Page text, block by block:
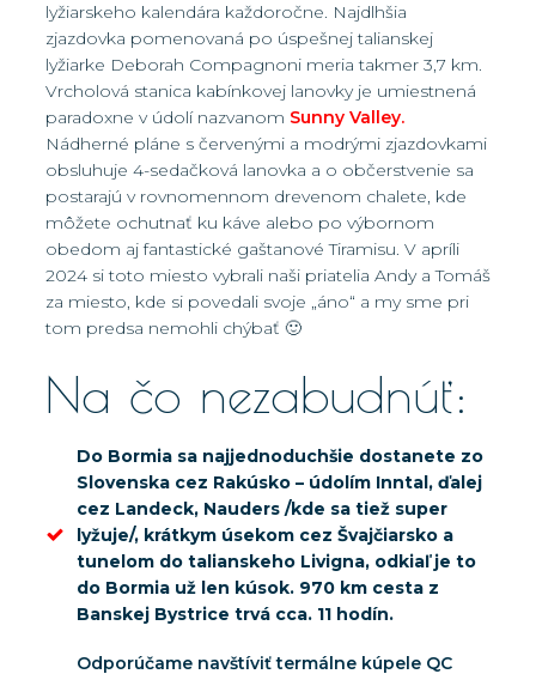
lyžiarskeho kalendára každoročne. Najdlhšia
zjazdovka pomenovaná po úspešnej talianskej
lyžiarke Deborah Compagnoni meria takmer 3,7 km.
Vrcholová stanica kabínkovej lanovky je umiestnená
paradoxne v údolí nazvanom Sunny Valley.
Nádherné pláne s červenými a modrými zjazdovkami
obsluhuje 4-sedačková lanovka a o občerstvenie sa
postarajú v rovnomennom drevenom chalete, kde
môžete ochutnať ku káve alebo po výbornom
obedom aj fantastické gaštanové Tiramisu. V apríli
2024 si toto miesto vybrali naši priatelia Andy a Tomáš
za miesto, kde si povedali svoje „áno“ a my sme pri
tom predsa nemohli chýbať 🙂
Na čo nezabudnúť:
Do Bormia sa najjednoduchšie dostanete zo
Slovenska cez Rakúsko – údolím Inntal, ďalej
cez Landeck, Nauders /kde sa tiež super
lyžuje/, krátkym úsekom cez Švajčiarsko a
tunelom do talianskeho Livigna, odkiaľ je to
do Bormia už len kúsok. 970 km cesta z
Banskej Bystrice trvá cca. 11 hodín.
Odporúčame navštíviť termálne kúpele QC